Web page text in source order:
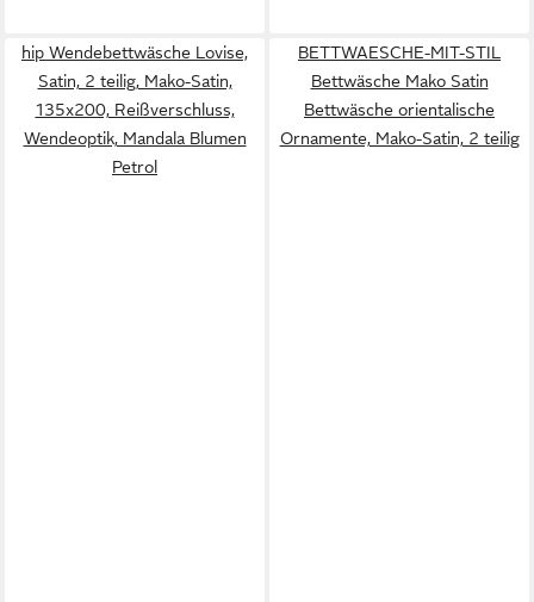
hip Wendebettwäsche Lovise,
Satin, 2 teilig, Mako-Satin,
135x200, Reißverschluss,
Wendeoptik, Mandala Blumen
Petrol
BETTWAESCHE-MIT-STIL
Bettwäsche Mako Satin
Bettwäsche orientalische
Ornamente, Mako-Satin, 2 teilig